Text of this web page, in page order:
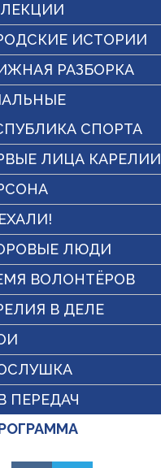
ИСТОРИИ
РАЗБОРКА
СПОРТА
ЛИЦА КАРЕЛИИ
ЛЮДИ
ВОЛОНТЁРОВ
В ДЕЛЕ
ПЕРЕДАЧ